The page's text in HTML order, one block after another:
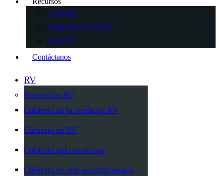
Catálogo
Preguntas frecuentes
Noticias
Contáctanos
RV
Protección RV
Cubierta de la rueda de RV
Cubierta de RV
Cubierta del parabrisas
Cubierta de aire acondicionado